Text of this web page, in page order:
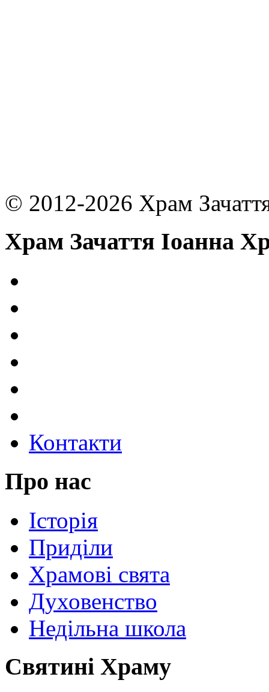
© 2012-2026 Храм
Храм Зачаття Іоанна
Контакти
Про нас
Історія
Приділи
Храмові свята
Духовенство
Недільна школа
Святині Храму